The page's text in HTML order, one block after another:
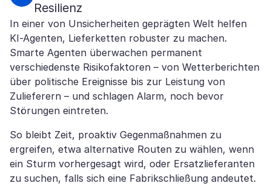
Resilienz
In einer von Unsicherheiten geprägten Welt helfen
KI-Agenten, Lieferketten robuster zu machen.
Smarte Agenten überwachen permanent
verschiedenste Risikofaktoren – von Wetterberichten
über politische Ereignisse bis zur Leistung von
Zulieferern – und schlagen Alarm, noch bevor
Störungen eintreten.
So bleibt Zeit, proaktiv Gegenmaßnahmen zu
ergreifen, etwa alternative Routen zu wählen, wenn
ein Sturm vorhergesagt wird, oder Ersatzlieferanten
zu suchen, falls sich eine Fabrikschließung andeutet.